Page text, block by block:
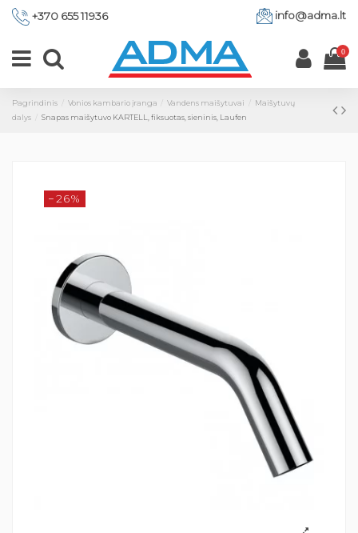
+370 655 11936 info@adma.lt
0
Pagrindinis Vonios kambario įranga Vandens maišytuvai
Maišytuvų
dalys
Snapas maišytuvo KARTELL, fiksuotas, sieninis, Laufen
−26%